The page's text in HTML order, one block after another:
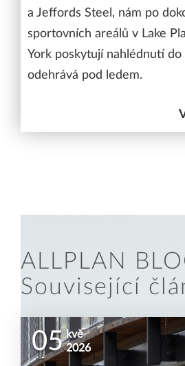
a Jeffords Steel, nám po
sportovních areálů v Lake
York poskytují nahlédnutí do
odehrává pod ledem.
ALLPLAN
Související
05 kvě
2026